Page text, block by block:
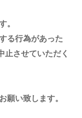
。
る行為があった
止させていただく
願い致します。